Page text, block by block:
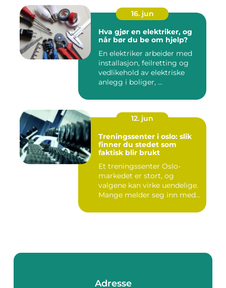
16. jun
Hva gjør en elektriker, og
når bør du be om hjelp?
En elektriker arbeider med
installasjon, feilretting og
vedlikehold av elektriske
anlegg i boliger, ...
12. jun
Treningssenter i oslo: slik
finner du stedet som
faktisk blir brukt
Et treningssenter Oslo-
markedet er stort, og
valgene kan virke uendelige.
Mange melder seg inn med
Adresse